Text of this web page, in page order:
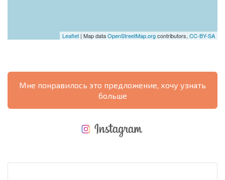
Leaflet | Map dataOpenStreetMap.orgcontributors, CC-BY-SA
Мне понравилось это предложение, хочу узнать
больше